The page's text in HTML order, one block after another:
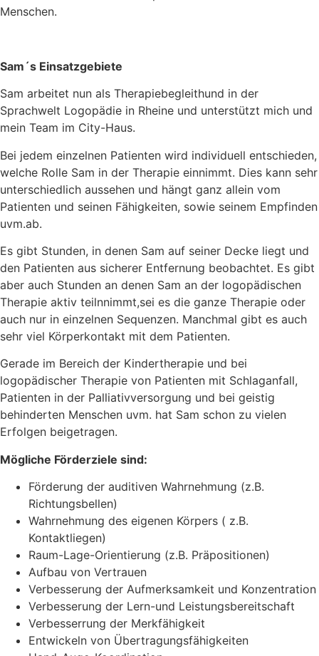
Menschen.
Sam´s Einsatzgebiete
Sam arbeitet nun als Therapiebegleithund in der
Sprachwelt Logopädie in Rheine und unterstützt mich und
mein Team im City-Haus.
Bei jedem einzelnen Patienten wird individuell entschieden,
welche Rolle Sam in der Therapie einnimmt. Dies kann sehr
unterschiedlich aussehen und hängt ganz allein vom
Patienten und seinen Fähigkeiten, sowie seinem Empfinden
uvm.ab.
Es gibt Stunden, in denen Sam auf seiner Decke liegt und
den Patienten aus sicherer Entfernung beobachtet. Es gibt
aber auch Stunden an denen Sam an der logopädischen
Therapie aktiv teilnnimmt,sei es die ganze Therapie oder
auch nur in einzelnen Sequenzen. Manchmal gibt es auch
sehr viel Körperkontakt mit dem Patienten.
Gerade im Bereich der Kindertherapie und bei
logopädischer Therapie von Patienten mit Schlaganfall,
Patienten in der Palliativversorgung und bei geistig
behinderten Menschen uvm. hat Sam schon zu vielen
Erfolgen beigetragen.
Mögliche Förderziele sind:
Förderung der auditiven Wahrnehmung (z.B.
Richtungsbellen)
Wahrnehmung des eigenen Körpers ( z.B.
Kontaktliegen)
Raum-Lage-Orientierung (z.B. Präpositionen)
Aufbau von Vertrauen
Verbesserung der Aufmerksamkeit und Konzentration
Verbesserung der Lern-und Leistungsbereitschaft
Verbesserrung der Merkfähigkeit
Entwickeln von Übertragungsfähigkeiten